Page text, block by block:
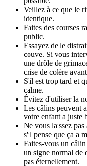
Veillez à ce que le
identique.
Faites des courses
public.
Essayez de le
couve. Si vous
une drôle de
crise de colère
S'il est trop tard et
calme.
Évitez d'utiliser la
Les câlins peuvent
votre enfant a juste
Ne vous laissez
s'il pense que ça a
Faites-vous un
un signe normal de
pas éternellement.